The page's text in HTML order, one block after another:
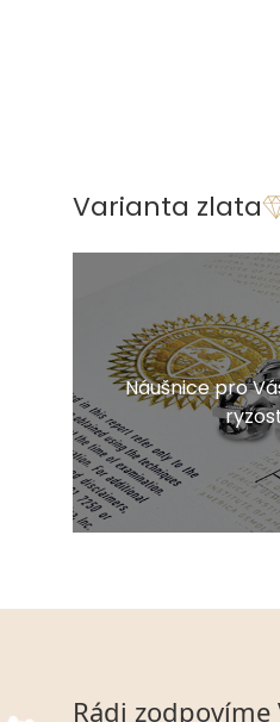
Varianta zlata
Náušnice pro
Rádi zodpovíme